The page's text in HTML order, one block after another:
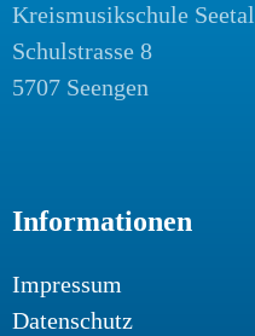
Kreismusikschule Seetal
Schulstrasse 8
5707 Seengen
Informationen
Impressum
Datenschutz